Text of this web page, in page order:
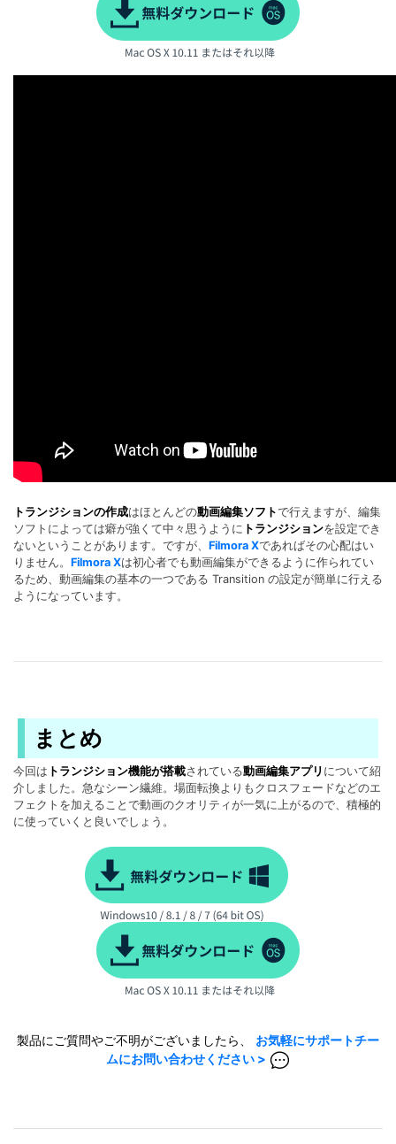
トランジションの作成はほとんどの動画編集ソフトで行えますが、編集
ソフトによっては癖が強くて中々思うように トランジションを設定でき
ないということがあります。ですが、 Filmora Xであればその心配はい
りません。 Filmora Xは初心者でも動画編集ができるように作られてい
るため、動画編集の基本の一つである Transition の設定が簡単に行える
ようになっています。
まとめ
今回は トランジション機能が搭載されている動画編集アプリ について紹
介しました。急なシーン繊維。場面転換よりもクロスフェードなどのエ
フェクトを加えることで動画のクオリティが一気に上がるので、積極的
に使っていくと良いでしょう。
製品にご質問やご不明がございましたら、 お気軽にサポートチー
ムにお問い合わせください >